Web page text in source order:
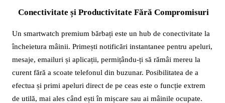
Conectivitate și Productivitate Fără Compromisuri
Un smartwatch premium bărbați este un hub de conectivitate la
încheietura mâinii. Primești notificări instantanee pentru apeluri,
mesaje, emailuri și aplicații, permițându-ți să rămâi mereu la
curent fără a scoate telefonul din buzunar. Posibilitatea de a
efectua și primi apeluri direct de pe ceas este o funcție extrem
de utilă, mai ales când ești în mișcare sau ai mâinile ocupate.